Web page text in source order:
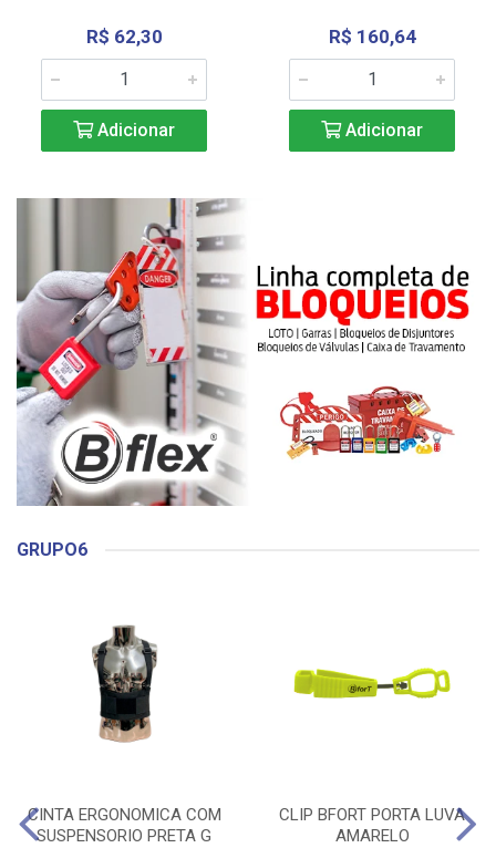
R$ 62,30
Adicionar
R$ 160,64
Adicionar
GRUPO6
CINTA ERGONOMICA COM
SUSPENSORIO PRETA G
CLIP BFORT PORTA LUVA
AMARELO